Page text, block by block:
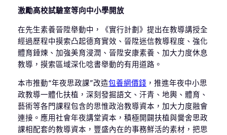
激勵高校試驗室等向中小學開放
在先生素養晉陞舉動中，《實行計劃》提出在教導講授全
經過歷程中摸索凸起德育實效、晉陞迷信教導程度、強化
體育錘煉、加強美育浸潤、晉陞安康素養、加大力度休息
教導，摸索區域深化唸書舉動的有用道路。
本市推動“年夜思政課”改造包養網價錢 ，推進年夜中小思
政教導一體化扶植，深刻發掘語文、汗青、地輿、體育、
藝術等各門課程包含的思惟政治教導資本，加大力度融會
連接。應用社會年夜講堂資本，積極開闢扶植與黌舍思政
課相配套的教導資本，豐盛內在的事務鮮活的素材，把思